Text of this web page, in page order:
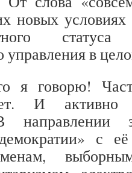
новых условиях
управления в
я говорю!
И
направлении
с